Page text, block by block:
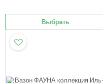
Выбрать